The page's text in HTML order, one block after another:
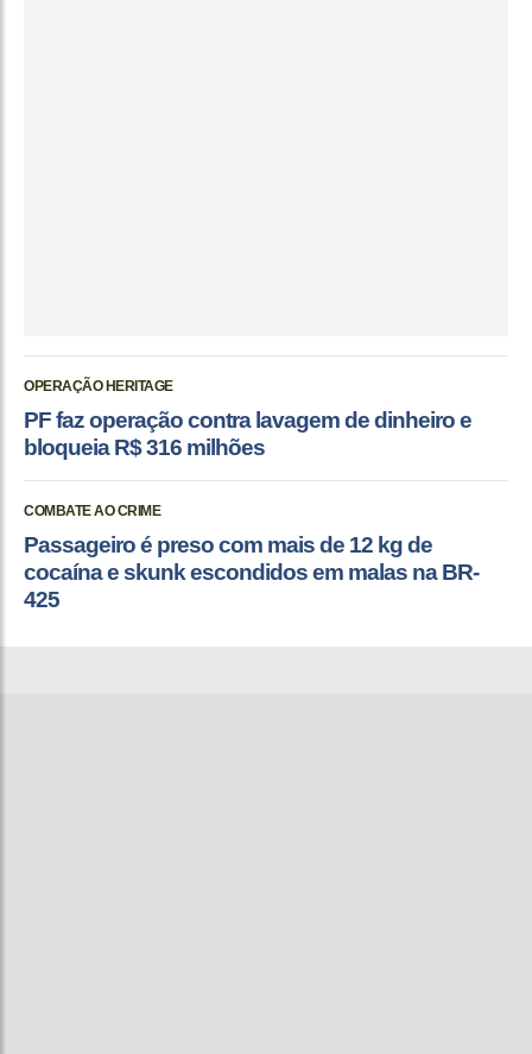
OPERAÇÃO HERITAGE
PF faz operação contra lavagem de dinheiro e
bloqueia R$ 316 milhões
COMBATE AO CRIME
Passageiro é preso com mais de 12 kg de
cocaína e skunk escondidos em malas na BR-
425